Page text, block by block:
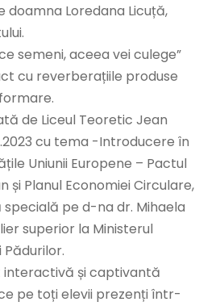
Loredana Licuță,
semeni, aceea vei culege”
cu reverberațiile produse
de Liceul Teoretic Jean
cu tema -Introducere în
Uniunii Europene – Pactul
și Planul Economiei Circulare,
pe d-na dr. Mihaela
superior la Ministerul
Pădurilor.
și captivantă
pe toți elevii prezenți într-